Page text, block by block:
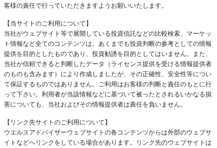
客様の責任で行っていただきますようお願いいたします。
【当サイトのご利用について】
当社がウェブサイト等で展開している投資信託などの比較検索、マーケッ
ト情報など全てのコンテンツは、あくまでも投資判断の参考としての情報
提供を目的としたものであり、投資勧誘を目的としてはいません。また、
当社が信頼できると判断したデータ（ライセンス提供を受ける情報提供者
のものも含みます）により作成しましたが、その正確性、安全性等につい
て保証するものではありません。ご利用はお客様の判断と責任のもとに行
って下さい。利用者が当該情報などに基づいて被ったとされるいかなる損
害についても、当社およびその情報提供者は責任を負いません。
【リンク先サイトのご利用について】
ウエルスアドバイザーウェブサイトの各コンテンツからは外部のウェブサ
イトなどへリンクをしている場合があります。リンク先のウェブサイトは